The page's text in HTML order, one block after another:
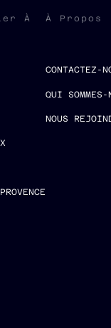
À À Propos
CONTACTEZ-
QUI SOMMES-
NOUS